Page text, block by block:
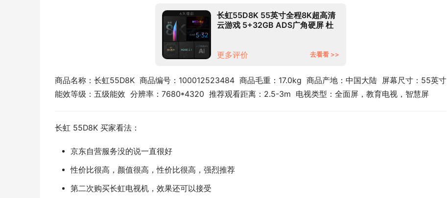
长虹55D8K 55英寸全程8K超高清
云游戏 5+32GB ADS广角硬屏 杜
更多评价
去看看 >>
商品名称：长虹55D8K  商品编号：100012523484  商品毛重：17.0kg  商品产地：中国大陆  屏幕尺寸：55英寸
能效等级：五级能效  分辨率：7680*4320  推荐观看距离：2.5-3m  电视类型：全面屏，教育电视，智慧屏
长虹 55D8K 买家看法：
京东自营服务没的说一直很好
性价比很高，颜值很高，性价比很高，强烈推荐
第二次购买长虹电视机，效果还可以接受